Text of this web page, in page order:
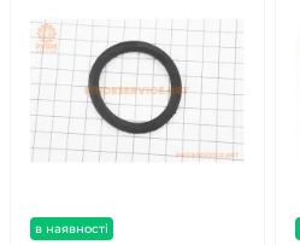
в наявності